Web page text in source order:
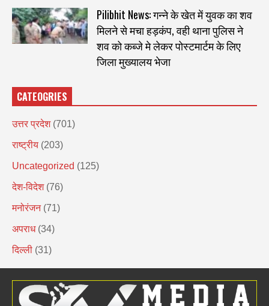
Pilibhit News: गन्ने के खेत में युवक का शव
मिलने से मचा हड़कंप, वही थाना पुलिस ने
शव को कब्जे मे लेकर पोस्टमार्टम के लिए
जिला मुख्यालय भेजा
CATEOGRIES
उत्तर प्रदेश (701)
राष्ट्रीय (203)
Uncategorized (125)
देश-विदेश (76)
मनोरंजन (71)
अपराध (34)
दिल्ली (31)